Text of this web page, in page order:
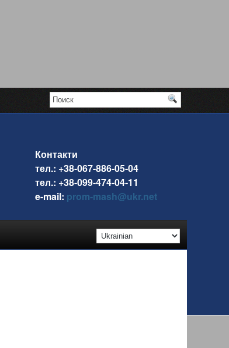
Контакти
тел.: +38-067-886-05-04
тел.: +38-099-474-04-11
e-mail: prom-mash@ukr.net